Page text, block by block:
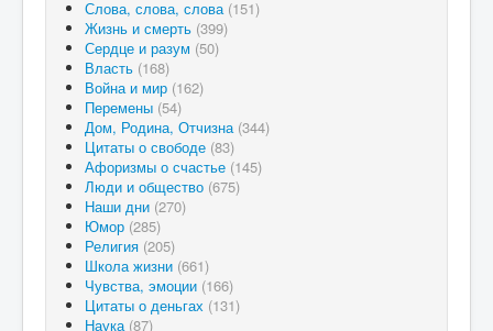
Слова, слова, слова (151)
Жизнь и смерть (399)
Сердце и разум (50)
Власть (168)
Война и мир (162)
Перемены (54)
Дом, Родина, Отчизна (344)
Цитаты о свободе (83)
Афоризмы о счастье (145)
Люди и общество (675)
Наши дни (270)
Юмор (285)
Религия (205)
Школа жизни (661)
Чувства, эмоции (166)
Цитаты о деньгах (131)
Наука (87)